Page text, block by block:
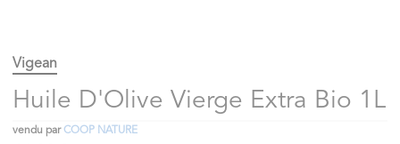
Vigean
Huile D'Olive Vierge Extra Bio 1L
vendu parCOOP NATURE